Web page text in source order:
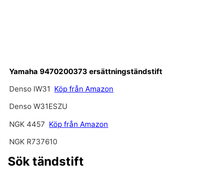
Yamaha 9470200373 ersättningständstift
Denso IW31 Köp från Amazon
Denso W31ESZU
NGK 4457 Köp från Amazon
NGK R737610
Sök tändstift